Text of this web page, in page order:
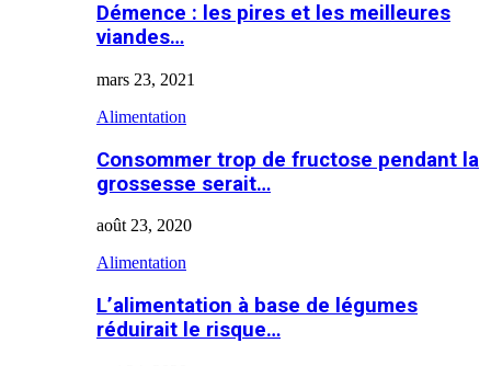
Démence : les pires et les meilleures
viandes…
mars 23, 2021
Alimentation
Consommer trop de fructose pendant la
grossesse serait…
août 23, 2020
Alimentation
L’alimentation à base de légumes
réduirait le risque…